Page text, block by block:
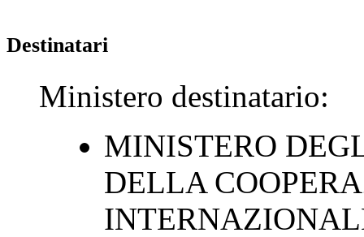
Destinatari
Ministero destinatario:
MINISTERO
DELLA